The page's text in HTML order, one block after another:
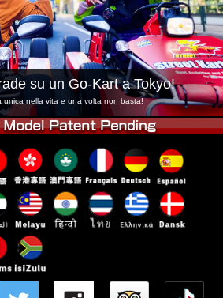
Tokyo Akihabara#1
Tokyo Shibuya
Tokyo Bay
Osaka
su un Go-Kart a Tokyo!
unica nella vita e una volta non basta!